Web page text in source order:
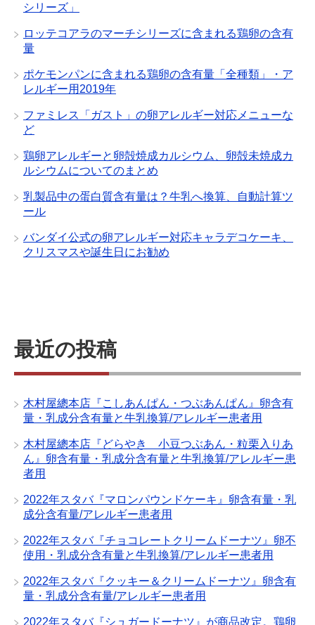
シリーズ」
ロッテコアラのマーチシリーズに含まれる鶏卵の含有
量
ポケモンパンに含まれる鶏卵の含有量「全種類」・ア
レルギー用2019年
ファミレス「ガスト」の卵アレルギー対応メニューな
ど
鶏卵アレルギーと卵殻焼成カルシウム、卵殻未焼成カ
ルシウムについてのまとめ
乳製品中の蛋白質含有量は？牛乳へ換算、自動計算ツ
ール
バンダイ公式の卵アレルギー対応キャラデコケーキ、
クリスマスや誕生日にお勧め
最近の投稿
木村屋總本店『こしあんぱん・つぶあんぱん』卵含有
量・乳成分含有量と牛乳換算/アレルギー患者用
木村屋總本店『どらやき 小豆つぶあん・粒栗入りあ
ん』卵含有量・乳成分含有量と牛乳換算/アレルギー患
者用
2022年スタバ『マロンパウンドケーキ』卵含有量・乳
成分含有量/アレルギー患者用
2022年スタバ『チョコレートクリームドーナツ』卵不
使用・乳成分含有量と牛乳換算/アレルギー患者用
2022年スタバ『クッキー＆クリームドーナツ』卵含有
量・乳成分含有量/アレルギー患者用
2022年スタバ『シュガードーナツ』が商品改定。鶏卵